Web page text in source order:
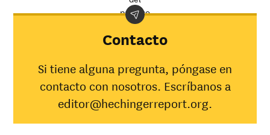
pacíficocategory
Community
Indígena
Nativo de
Alaska
25%
Asiática 31%
Negro
19%
Hispana
30%
45%
Contacto
Si tiene alguna pregunta, póngase en
contacto con nosotros. Escríbanos a
editor@hechingerreport.org.